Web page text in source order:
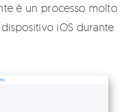
è un processo molto
iOS durante